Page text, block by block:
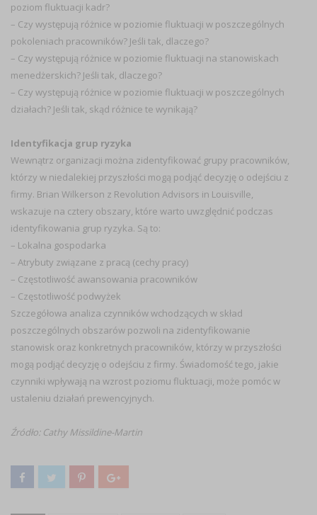
poziom fluktuacji kadr?
– Czy występują różnice w poziomie fluktuacji w poszczególnych
pokoleniach pracowników? Jeśli tak, dlaczego?
– Czy występują różnice w poziomie fluktuacji na stanowiskach
menedżerskich? Jeśli tak, dlaczego?
– Czy występują różnice w poziomie fluktuacji w poszczególnych
działach? Jeśli tak, skąd różnice te wynikają?
Identyfikacja grup ryzyka
Wewnątrz organizacji można zidentyfikować grupy pracowników,
którzy w niedalekiej przyszłości mogą podjąć decyzję o odejściu z
firmy. Brian Wilkerson z Revolution Advisors in Louisville,
wskazuje na cztery obszary, które warto uwzględnić podczas
identyfikowania grup ryzyka. Są to:
– Lokalna gospodarka
– Atrybuty związane z pracą (cechy pracy)
– Częstotliwość awansowania pracowników
– Częstotliwość podwyżek
Szczegółowa analiza czynników wchodzących w skład
poszczególnych obszarów pozwoli na zidentyfikowanie
stanowisk oraz konkretnych pracowników, którzy w przyszłości
mogą podjąć decyzję o odejściu z firmy. Świadomość tego, jakie
czynniki wpływają na wzrost poziomu fluktuacji, może pomóc w
ustaleniu działań prewencyjnych.
Źródło: Cathy Missildine-Martin